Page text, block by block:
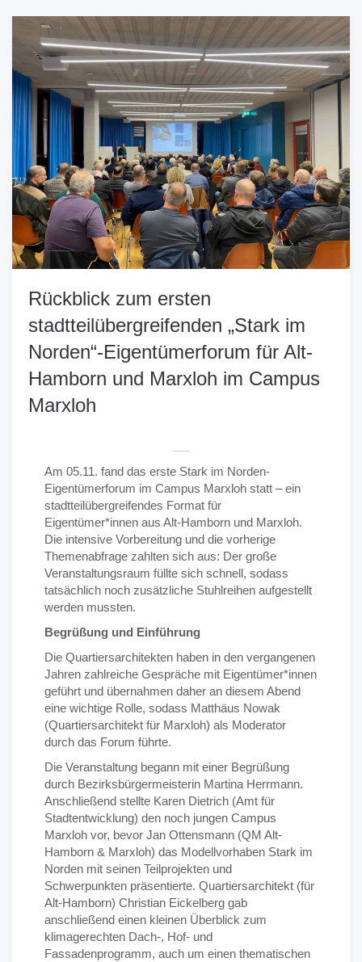
Rückblick zum ersten
stadtteilübergreifenden „Stark im
Norden“-Eigentümerforum für Alt-
Hamborn und Marxloh im Campus
Marxloh
Am 05.11. fand das erste Stark im Norden-
Eigentümerforum im Campus Marxloh statt – ein
stadtteilübergreifendes Format für
Eigentümer*innen aus Alt-Hamborn und Marxloh.
Die intensive Vorbereitung und die vorherige
Themenabfrage zahlten sich aus: Der große
Veranstaltungsraum füllte sich schnell, sodass
tatsächlich noch zusätzliche Stuhlreihen aufgestellt
werden mussten.
Begrüßung und Einführung
Die Quartiersarchitekten haben in den vergangenen
Jahren zahlreiche Gespräche mit Eigentümer*innen
geführt und übernahmen daher an diesem Abend
eine wichtige Rolle, sodass Matthäus Nowak
(Quartiersarchitekt für Marxloh) als Moderator
durch das Forum führte.
Die Veranstaltung begann mit einer Begrüßung
durch Bezirksbürgermeisterin Martina Herrmann.
Anschließend stellte Karen Dietrich (Amt für
Stadtentwicklung) den noch jungen Campus
Marxloh vor, bevor Jan Ottensmann (QM Alt-
Hamborn & Marxloh) das Modellvorhaben Stark im
Norden mit seinen Teilprojekten und
Schwerpunkten präsentierte. Quartiersarchitekt (für
Alt-Hamborn) Christian Eickelberg gab
anschließend einen kleinen Überblick zum
klimagerechten Dach-, Hof- und
Fassadenprogramm, auch um einen thematischen